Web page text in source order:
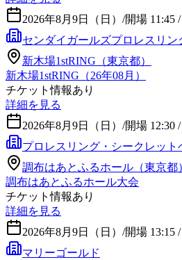
2026年8月9日（日） /開場 11:45
センダイガールズプロレスリン
新木場1stRING（東京都）
新木場1stRING（26年08月）
チケット情報あり
詳細を見る
2026年8月9日（日） /開場 12:30
プロレスリング・シークレット
調布はあとふるホール（東京都
調布はあとふるホール大会
チケット情報あり
詳細を見る
2026年8月9日（日） /開場 13:15
マリーゴールド